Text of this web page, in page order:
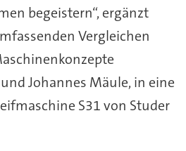
begeistern“, ergänzt
Vergleichen
Johannes Mäule, in eine
S31 von Studer